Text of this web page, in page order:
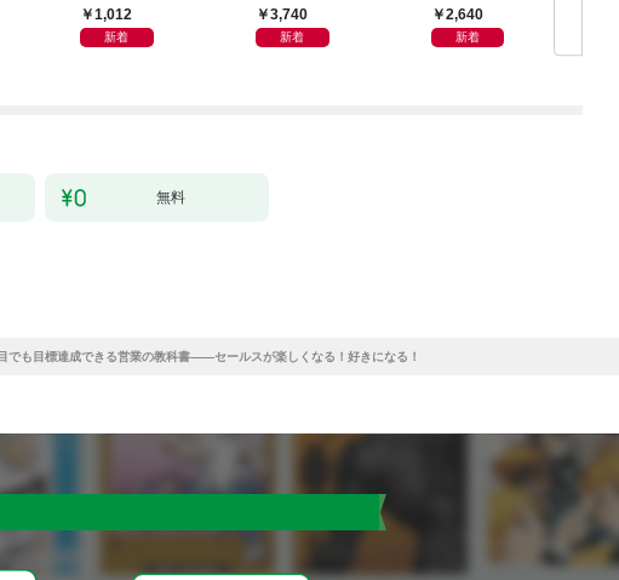
1,012
新着
3,740
新着
さ」が人生を充実させ
る
2,640
新着
無料
でも目標達成できる営業の教科書――セールスが楽しくなる！好きになる！